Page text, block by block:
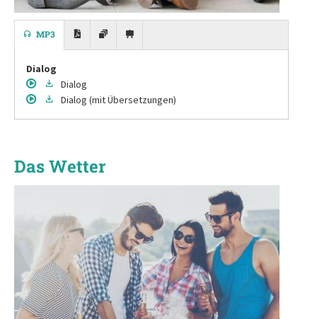
MP3
Dialog
Dialog
Dialog (mit Übersetzungen)
Das Wetter